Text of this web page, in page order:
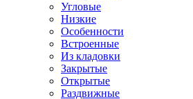
Угловые
Низкие
Особенности
Встроенные
Из кладовки
Закрытые
Открытые
Раздвижные